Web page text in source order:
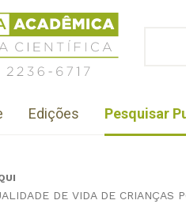
Edições Pesquisar
DE VIDA DE CRIANÇAS